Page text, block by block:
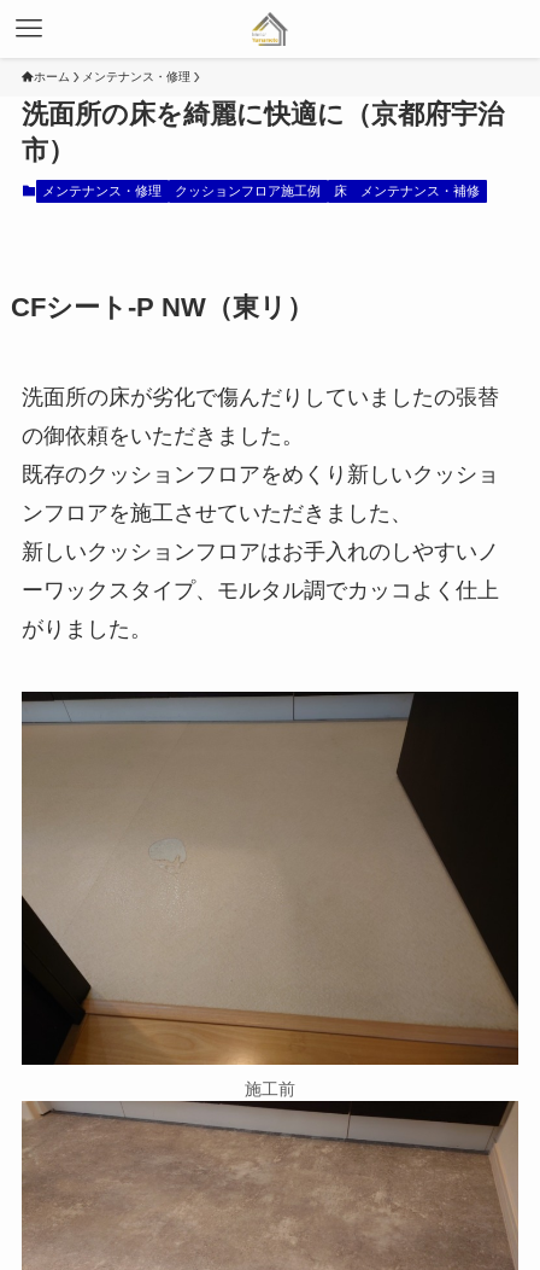
ホーム メンテナンス・修理
洗面所の床を綺麗に快適に（京都府宇治
市）
メンテナンス・修理 クッションフロア施工例 床 メンテナンス・補修
CFシート-P NW（東リ）
洗面所の床が劣化で傷んだりしていましたの張替
の御依頼をいただきました。
既存のクッションフロアをめくり新しいクッショ
ンフロアを施工させていただきました、
新しいクッションフロアはお手入れのしやすいノ
ーワックスタイプ、モルタル調でカッコよく仕上
がりました。
施工前